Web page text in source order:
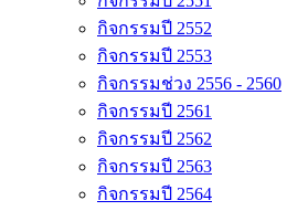
กิจกรรมปี 2552
กิจกรรมปี 2553
กิจกรรมช่วง 2556 - 2560
กิจกรรมปี 2561
กิจกรรมปี 2562
กิจกรรมปี 2563
กิจกรรมปี 2564